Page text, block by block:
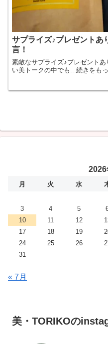
サプライズ♪プレゼントあ
言！
素敵なサプライズ♪プレゼント
い美トークの中でも...続きをも
2026
月 火 水
3
4 5
10
11 12
17
18 19
24
25 26
31
« 7月
美・TORIKOの